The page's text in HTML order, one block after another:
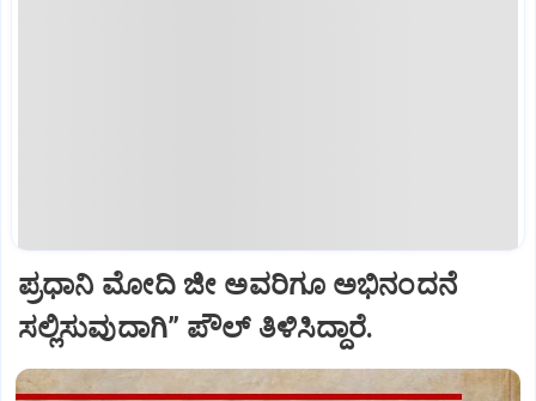
ಪ್ರಧಾನಿ ಮೋದಿ ಜೀ ಅವರಿಗೂ ಅಭಿನಂದನೆ
ಸಲ್ಲಿಸುವುದಾಗಿ” ಪೌಲ್‌ ತಿಳಿಸಿದ್ದಾರೆ.